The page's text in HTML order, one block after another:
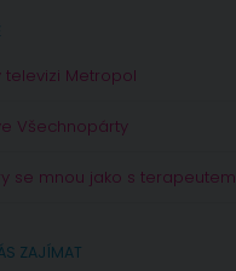
televizi Metropol
Všechnopárty
se mnou jako s terapeutem
ZAJÍMAT